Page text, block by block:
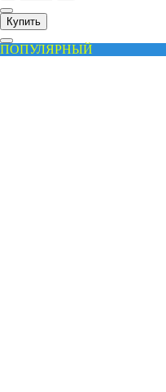
Купить
ПОПУЛЯРНЫЙ